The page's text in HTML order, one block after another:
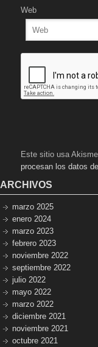
Web
Este sitio usa
procesan los datos
ARCHIVOS
marzo 2025
enero 2024
marzo 2023
febrero 2023
noviembre 2022
septiembre 2022
julio 2022
mayo 2022
marzo 2022
diciembre 2021
noviembre 2021
octubre 2021